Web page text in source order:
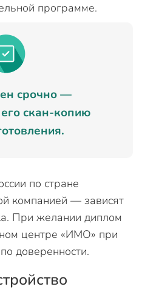
программе.
срочно —
скан-копию
по стране
компанией — зависят
При желании диплом
центре «ИМО» при
доверенности.